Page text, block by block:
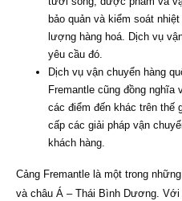
bảo quản và kiểm soát
lượng hàng hoá. Dịch vụ
yêu cầu đó.
Dịch vụ vận chuyển hàng
Fremantle cũng đồng nghĩa
các điểm đến khác trên thế
cấp các giải pháp vận
khách hàng.
Cảng Fremantle là một trong
và châu Á – Thái Bình Dương.